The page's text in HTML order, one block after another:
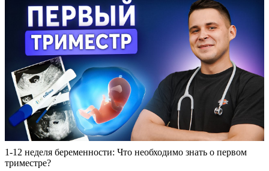
1-12 неделя беременности: Что необходимо знать о первом
триместре?